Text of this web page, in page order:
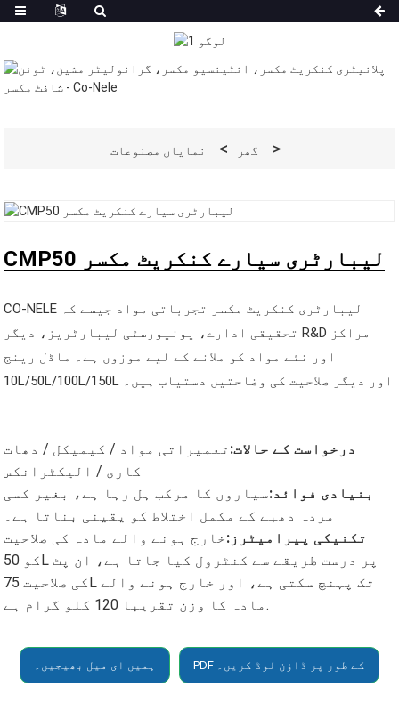
گھر نمایاں مصنوعات
CMP50 لیبارٹری سیارے کنکریٹ مکسر
CO-NELE لیبارٹری کنکریٹ مکسر تجرباتی مواد جیسے کہ
تحقیقی ادارے، یونیورسٹی لیبارٹریز، دیگر R&D مراکز
اور نئے مواد کو ملانے کے لیے موزوں ہے۔ ماڈل رینج
10L/50L/100L/150L اور دیگر صلاحیت کی وضاحتیں دستیاب ہیں۔
درخواست کے حالات: تعمیراتی مواد / کیمیکل / دھات
کاری / الیکٹرانکس
بنیادی فوائد:سیاروں کا مرکب ہل رہا ہے، بغیر کسی
مردہ دھبے کے مکمل اختلاط کو یقینی بناتا ہے۔
تکنیکی پیرامیٹرز:خارج ہونے والے مادہ کی صلاحیت
کو 50L پر درست طریقے سے کنٹرول کیا جاتا ہے، ان پٹ
کی صلاحیت 75L تک پہنچ سکتی ہے، اور خارج ہونے والے
مادہ کا وزن تقریبا 120 کلو گرام ہے.
ہمیں ای میل بھیجیں۔ PDF کے طور پر ڈاؤن لوڈ کریں۔